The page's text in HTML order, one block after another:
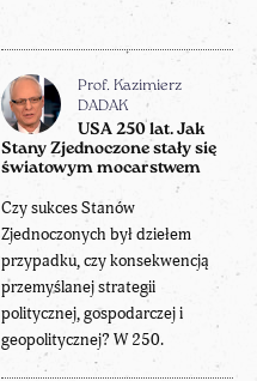
Prof. Kazimierz
DADAK
USA 250 lat. Jak
Stany Zjednoczone stały się
światowym mocarstwem
Czy sukces Stanów
Zjednoczonych był dziełem
przypadku, czy konsekwencją
przemyślanej strategii
politycznej, gospodarczej i
geopolitycznej? W 250.